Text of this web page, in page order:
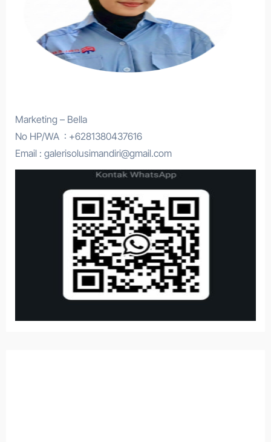
Marketing – Bella
No HP/WA : +6281380437616
Email : galerisolusimandiri@gmail.com